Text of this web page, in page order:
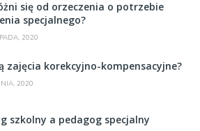
się od orzeczenia o potrzebie
specjalnego?
2020
zajęcia korekcyjno-kompensacyjne?
2020
szkolny a pedagog specjalny